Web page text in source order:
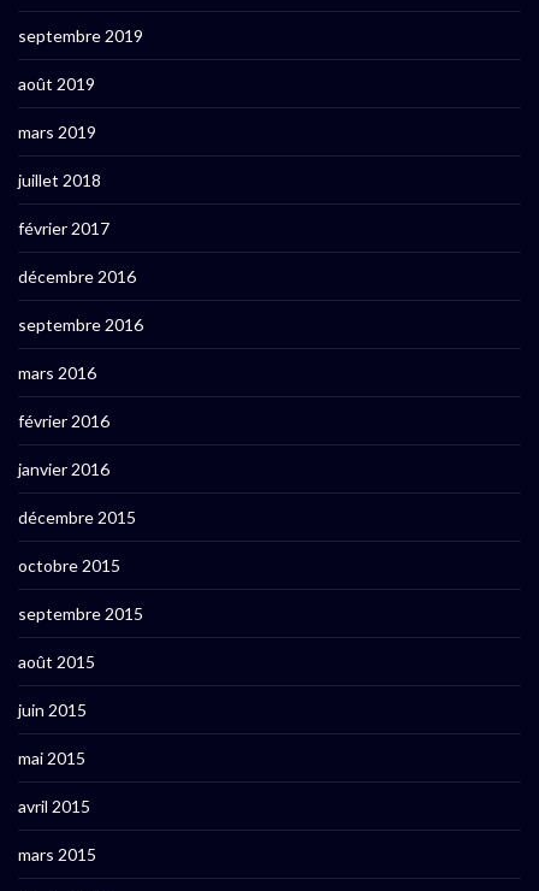
septembre 2019
août 2019
mars 2019
juillet 2018
février 2017
décembre 2016
septembre 2016
mars 2016
février 2016
janvier 2016
décembre 2015
octobre 2015
septembre 2015
août 2015
juin 2015
mai 2015
avril 2015
mars 2015